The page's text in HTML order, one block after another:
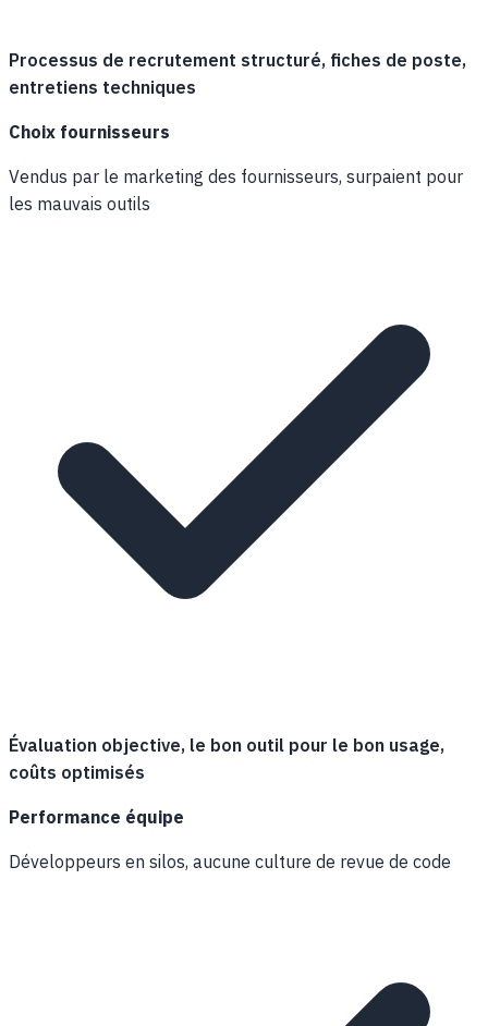
Processus de recrutement structuré, fiches de poste,
entretiens techniques
Choix fournisseurs
Vendus par le marketing des fournisseurs, surpaient pour
les mauvais outils
Évaluation objective, le bon outil pour le bon usage,
coûts optimisés
Performance équipe
Développeurs en silos, aucune culture de revue de code